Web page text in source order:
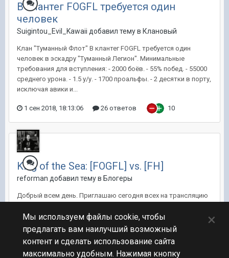
В клантег FOGFL требуется один
человек
Suigintou_Evil_Kawaii добавил тему в Клановый
Клан "Туманный Флот" В клантег FOGFL требуется один
человек в эскадру "Туманный Легион". Минимальные
требования для вступления: - 2000 боёв. - 55% побед. - 55000
среднего урона. - 1.5 у/у. - 1700 проальфы. - 2 десятки в порту,
исключая авики и...
1 сен 2018, 18:13:06 26 ответов 10
King of the Sea: [FOGFL] vs. [FH]
reforman добавил тему в Блогеры
Добрый всем день. Приглашаю сегодня всех на трансляцию
Туманный Легион и [FH] Full House. P.S. На стриме будет
раздача бонус кодов на камуфляжики.
20 май 2018, 14:46:04 1 ответ 4
Мы используем файлы cookie, чтобы
предлагать вам наилучший возможный
контент и сделать использование сайта
максимально удобным. Нажимая кнопку
×